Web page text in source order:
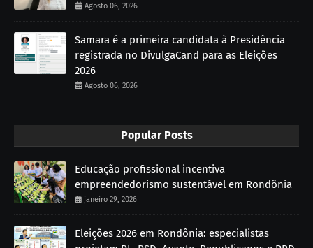
Agosto 06, 2026
Samara é a primeira candidata à Presidência
registrada no DivulgaCand para as Eleições
2026
Agosto 06, 2026
Popular Posts
Educação profissional incentiva
empreendedorismo sustentável em Rondônia
janeiro 29, 2026
Eleições 2026 em Rondônia: especialistas